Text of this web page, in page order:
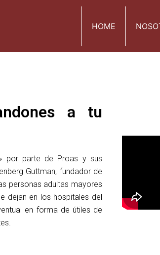
HOME
a tu
por parte de Proas y sus
Guttman, fundador de
personas adultas mayores
dejan en los hospitales del
en forma de útiles de